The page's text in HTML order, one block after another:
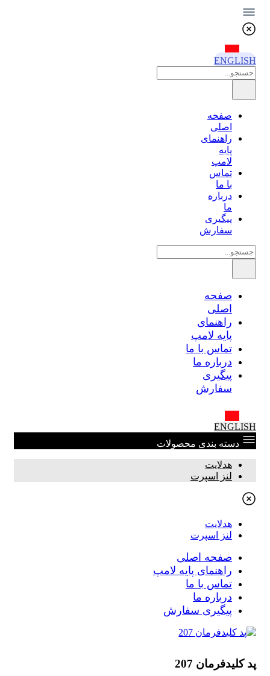
ENGLISH
صفحه
اصلی
راهنمای
پایه
لامپ
تماس
با ما
درباره
ما
پیگیری
سفارش
صفحه
اصلی
راهنمای
پایه لامپ
تماس با ما
درباره ما
پیگیری
سفارش
ENGLISH
دسته بندی محصولات
هدلایت
لنز اسپرت
هدلایت
لنز اسپرت
صفحه اصلی
راهنمای پایه لامپ
تماس با ما
درباره ما
پیگیری سفارش
پد کلیدفرمان 207